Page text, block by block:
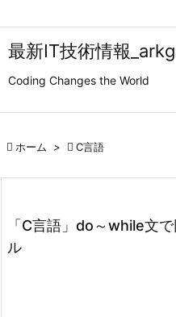
最新IT技術情報
Coding Changes the World
 ホーム >  C言語
「C言語」do～while文
ル